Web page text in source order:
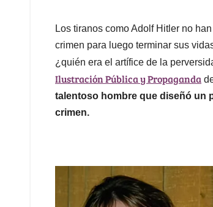
Los tiranos como Adolf Hitler no
crimen para luego terminar sus
¿quién era el artífice de la
Ilustración Pública y Propaganda
talentoso hombre que diseñó un
crimen.